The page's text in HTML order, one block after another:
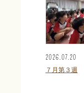
2026.07.20
７月第３週